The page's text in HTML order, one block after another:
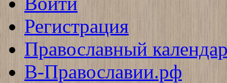
Регистрация
Православный
В-Православии.рф